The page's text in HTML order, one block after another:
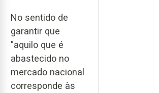
No sentido de
garantir que
"aquilo que é
abastecido no
mercado nacional
corresponde às